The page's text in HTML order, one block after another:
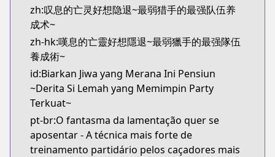
zh:叹息的亡灵好想隐退~最弱猎手的最强队伍养
成术~
zh-hk:嘆息的亡靈好想隱退~最弱獵手的最强隊伍
養成術~
id:Biarkan Jiwa yang Merana Ini Pensiun
~Derita Si Lemah yang Memimpin Party
Terkuat~
pt-br:O fantasma da lamentação quer se
aposentar - A técnica mais forte de
treinamento partidário pelos caçadores mais